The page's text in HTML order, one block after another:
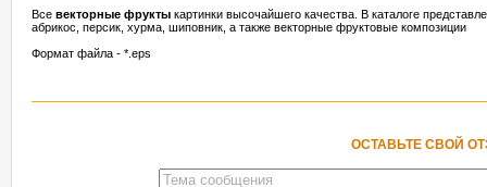
Все векторные фрукты картинки высочайшего качества. В каталоге
абрикос, персик, хурма, шиповник, а также векторные фруктовые композиции
Формат файла - *.eps
ОСТАВЬТЕ СВОЙ